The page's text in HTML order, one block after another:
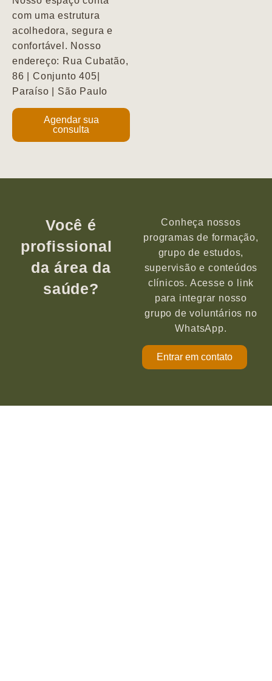
com uma estrutura
acolhedora, segura e
confortável. Nosso
endereço: Rua Cubatão,
86 | Conjunto 405|
Paraíso | São Paulo
Agendar sua
consulta
Você é
profissional
da área da
saúde?
Conheça nossos
programas de formação,
grupo de estudos,
supervisão e conteúdos
clínicos. Acesse o link
para integrar nosso
grupo de voluntários no
WhatsApp.
Entrar em contato